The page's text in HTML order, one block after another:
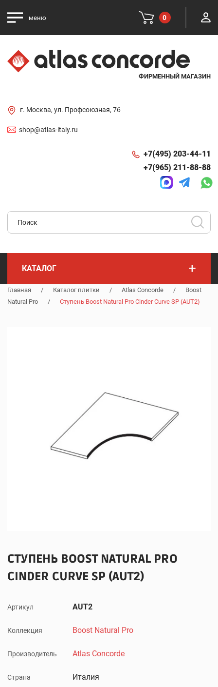
меню 0
ФИРМЕННЫЙ МАГАЗИН
г. Москва, ул. Профсоюзная, 76
shop@atlas-italy.ru
+7(495) 203-44-11
+7(965) 211-88-88
КАТАЛОГ +
Главная / Каталог плитки / Atlas Concorde /
Boost
Natural Pro
/ Ступень Boost Natural Pro Cinder Curve SP (AUT2)
СТУПЕНЬ BOOST NATURAL PRO
CINDER CURVE SP (AUT2)
Артикул AUT2
Коллекция Boost Natural Pro
Производитель Atlas Concorde
Страна Италия